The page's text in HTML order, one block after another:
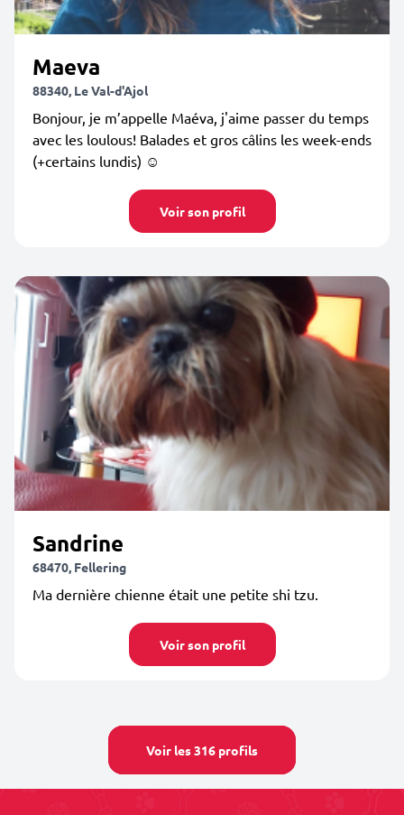
Maeva
88340, Le Val-d'Ajol
Bonjour, je m’appelle Maéva, j'aime passer du temps
avec les loulous! Balades et gros câlins les week-ends
(+certains lundis) ☺️
Voir son profil
Sandrine
68470, Fellering
Ma dernière chienne était une petite shi tzu.
Voir son profil
Voir les 316 profils